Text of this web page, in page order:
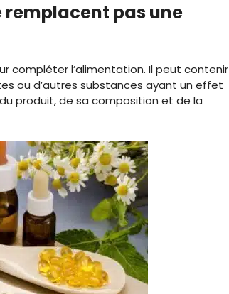
pas une
compléter l’alimentation. Il peut contenir
ou d’autres substances ayant un effet
produit, de sa composition et de la